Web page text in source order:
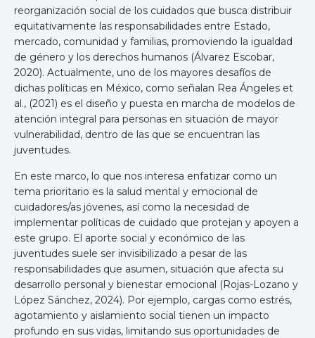
reorganización social de los cuidados que busca distribuir
equitativamente las responsabilidades entre Estado,
mercado, comunidad y familias, promoviendo la igualdad
de género y los derechos humanos (Álvarez Escobar,
2020). Actualmente, uno de los mayores desafíos de
dichas políticas en México, como señalan Rea Ángeles et
al., (2021) es el diseño y puesta en marcha de modelos de
atención integral para personas en situación de mayor
vulnerabilidad, dentro de las que se encuentran las
juventudes.
En este marco, lo que nos interesa enfatizar como un
tema prioritario es la salud mental y emocional de
cuidadores/as jóvenes, así como la necesidad de
implementar políticas de cuidado que protejan y apoyen a
este grupo. El aporte social y económico de las
juventudes suele ser invisibilizado a pesar de las
responsabilidades que asumen, situación que afecta su
desarrollo personal y bienestar emocional (Rojas-Lozano y
López Sánchez, 2024). Por ejemplo, cargas como estrés,
agotamiento y aislamiento social tienen un impacto
profundo en sus vidas, limitando sus oportunidades de